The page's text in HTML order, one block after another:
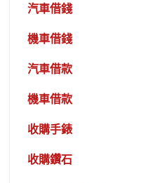
汽車借錢
機車借錢
汽車借款
機車借款
收購手錶
收購鑽石